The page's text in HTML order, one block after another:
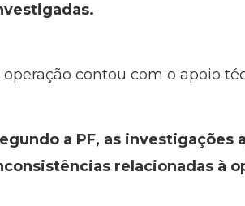
operação contou com o apoio
a PF, as
relacionadas à